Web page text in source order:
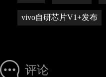
vivo自研芯片V1+发布
评论